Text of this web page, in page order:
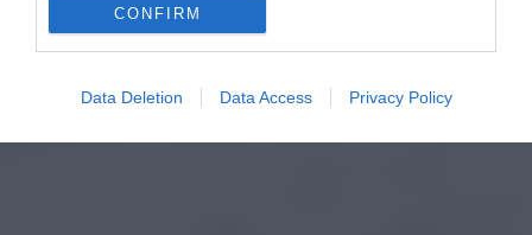
CONFIRM
Data Deletion Data Access Privacy Policy